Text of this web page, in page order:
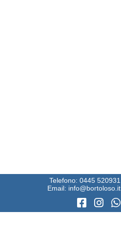
Telefono: 0445 520931
Email: info@bortoloso.it